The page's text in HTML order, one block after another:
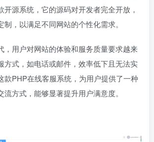
开源系统，它的源码对开发者完全开放，
，以满足不同网站的个性化需求。
，用户对网站的体验和服务质量要求越来
方式，如电话或邮件，效率低下且无法实
款PHP在线客服系统，为用户提供了一种
流方式，能够显著提升用户满意度。